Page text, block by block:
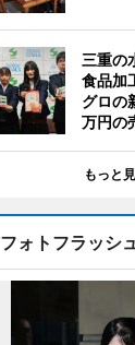
三重の
食品加
グロ
万円の
もっと
フォトフラッシ